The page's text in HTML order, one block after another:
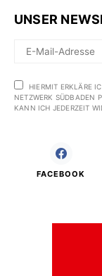
UNSER
HIERMIT ERKLÄRE
NETZWERK SÜDBADEN
KANN ICH JEDERZEIT
FACEBOOK